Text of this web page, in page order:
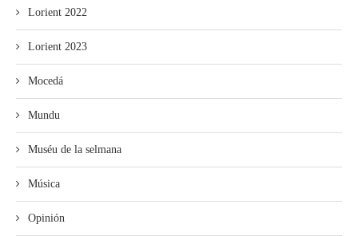
Lorient 2022
Lorient 2023
Mocedá
Mundu
Muséu de la selmana
Música
Opinión